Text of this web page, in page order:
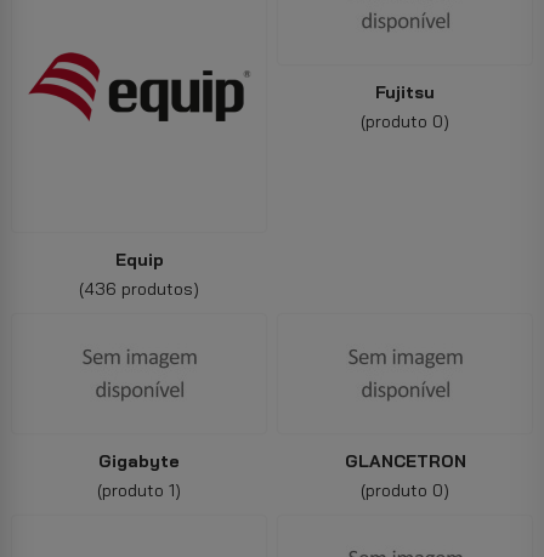
Equip
(436 produtos)
Fujitsu
(produto 0)
Gigabyte
(produto 1)
GLANCETRON
(produto 0)